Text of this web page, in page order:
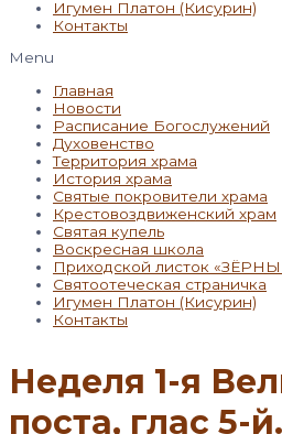
Игумен Платон (Кисурин)
Контакты
Menu
Главная
Новости
Расписание Богослужений
Духовенство
Территория храма
История храма
Святые покровители храма
Крестовоздвиженский храм
Святая купель
Воскресная школа
Приходской листок
Святоотеческая страничка
Игумен Платон (Кисурин)
Контакты
Неделя 1-я
поста, глас 5-й.